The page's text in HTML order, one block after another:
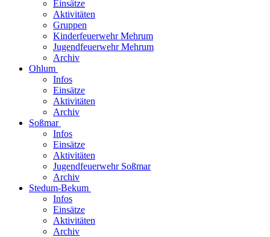
Einsätze
Aktivitäten
Gruppen
Kinderfeuerwehr Mehrum
Jugendfeuerwehr Mehrum
Archiv
Ohlum
Infos
Einsätze
Aktivitäten
Archiv
Soßmar
Infos
Einsätze
Aktivitäten
Jugendfeuerwehr Soßmar
Archiv
Stedum-Bekum
Infos
Einsätze
Aktivitäten
Archiv